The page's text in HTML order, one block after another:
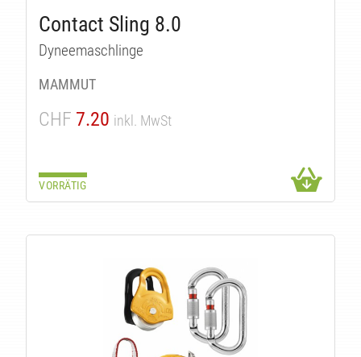
Contact Sling 8.0
Dyneemaschlinge
MAMMUT
CHF 7.20 inkl. MwSt
VORRÄTIG